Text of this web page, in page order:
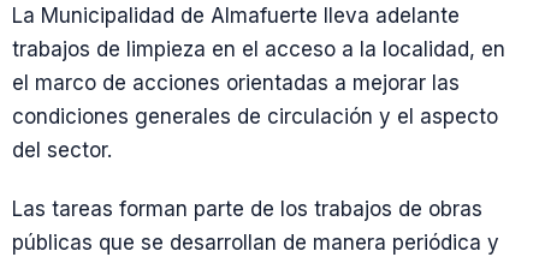
La Municipalidad de Almafuerte lleva adelante
trabajos de limpieza en el acceso a la localidad, en
el marco de acciones orientadas a mejorar las
condiciones generales de circulación y el aspecto
del sector.
Las tareas forman parte de los trabajos de obras
públicas que se desarrollan de manera periódica y